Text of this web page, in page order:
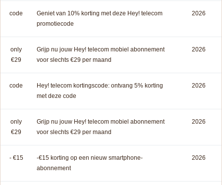
code
Geniet van 10% korting met deze Hey! telecom
promotiecode
2026
only
€29
Grijp nu jouw Hey! telecom mobiel abonnement
voor slechts €29 per maand
2026
code
Hey! telecom kortingscode: ontvang 5% korting
met deze code
2026
only
€29
Grijp nu jouw Hey! telecom mobiel abonnement
voor slechts €29 per maand
2026
- €15
-€15 korting op een nieuw smartphone-
abonnement
2026